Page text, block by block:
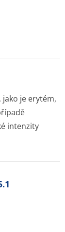
je erytém,
intenzity